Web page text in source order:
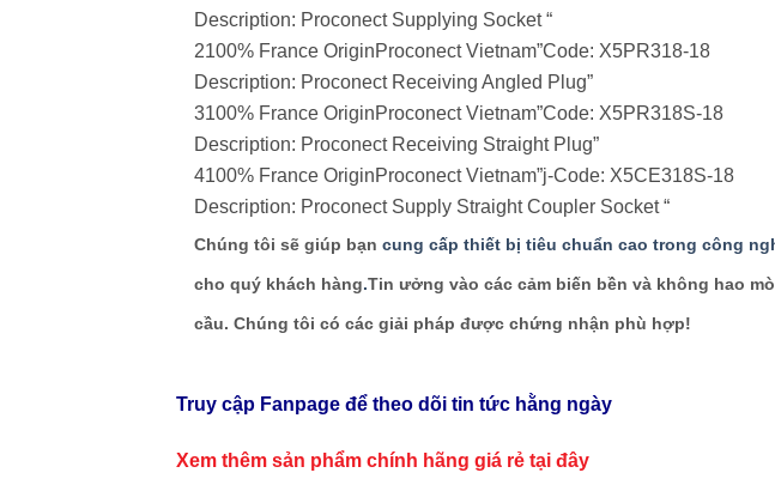
Description: Proconect Supplying Socket “
2100% France OriginProconect Vietnam”Code: X5PR318-18
Description: Proconect Receiving Angled Plug”
3100% France OriginProconect Vietnam”Code: X5PR318S-18
Description: Proconect Receiving Straight Plug”
4100% France OriginProconect Vietnam”j-Code: X5CE318S-18
Description: Proconect Supply Straight Coupler Socket “
Chúng tôi sẽ giúp bạn cung cấp thiết bị tiêu chuẩn cao trong công
cho quý khách hàng.Tin ưởng vào các cảm biến bền và không hao
cầu. Chúng tôi có các giải pháp được chứng nhận phù hợp!
Truy cập Fanpage để theo dõi tin tức hằng ngày
Xem thêm sản phẩm chính hãng giá rẻ tại đây